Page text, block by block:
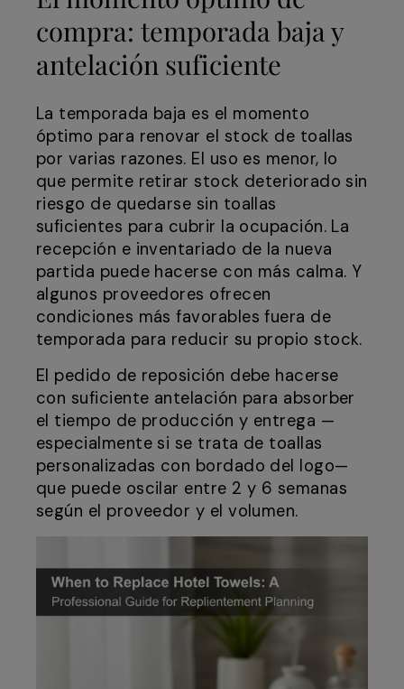
compra: temporada baja y
antelación suficiente
La temporada baja es el momento
óptimo para renovar el stock de toallas
por varias razones. El uso es menor, lo
que permite retirar stock deteriorado sin
riesgo de quedarse sin toallas
suficientes para cubrir la ocupación. La
recepción e inventariado de la nueva
partida puede hacerse con más calma. Y
algunos proveedores ofrecen
condiciones más favorables fuera de
temporada para reducir su propio stock.
El pedido de reposición debe hacerse
con suficiente antelación para absorber
el tiempo de producción y entrega —
especialmente si se trata de toallas
personalizadas con bordado del logo—
que puede oscilar entre 2 y 6 semanas
según el proveedor y el volumen.